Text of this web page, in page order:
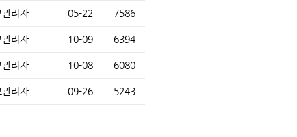
관리자 05-22 7586
관리자 10-09 6394
관리자 10-08 6080
관리자 09-26 5243